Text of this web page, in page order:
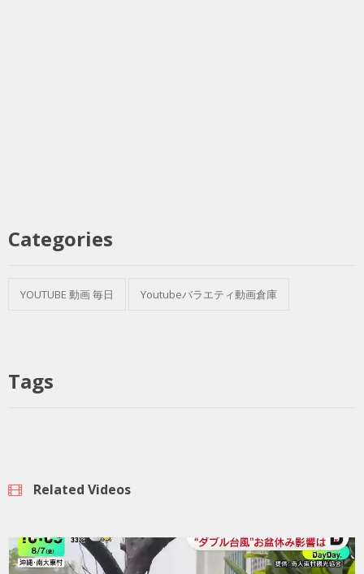
Categories
YOUTUBE 動画 毎日 Youtubeバラエティ動画倉庫
Tags
Related Videos